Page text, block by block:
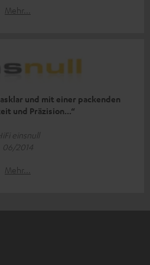
Mehr...
und mit einer packenden
und Präzision...“
einsnull
06/2014
Mehr...